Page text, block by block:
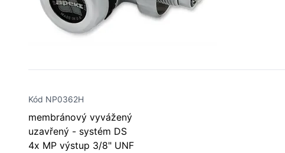
Kód NP0362H
membránový vyvážený
uzavřený - systém DS
4x MP výstup 3/8" UNF